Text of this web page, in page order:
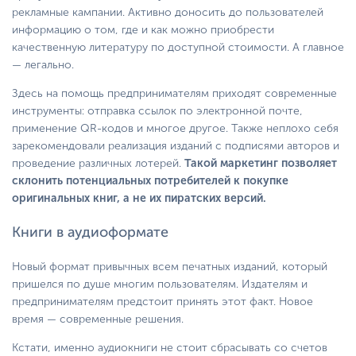
рекламные кампании. Активно доносить до пользователей
информацию о том, где и как можно приобрести
качественную литературу по доступной стоимости. А главное
— легально.
Здесь на помощь предпринимателям приходят современные
инструменты: отправка ссылок по электронной почте,
применение QR-кодов и многое другое. Также неплохо себя
зарекомендовали реализация изданий с подписями авторов и
проведение различных лотерей. Такой маркетинг позволяет
склонить потенциальных потребителей к покупке
оригинальных книг, а не их пиратских версий.
Книги в аудиоформате
Новый формат привычных всем печатных изданий, который
пришелся по душе многим пользователям. Издателям и
предпринимателям предстоит принять этот факт. Новое
время — современные решения.
Кстати, именно аудиокниги не стоит сбрасывать со счетов